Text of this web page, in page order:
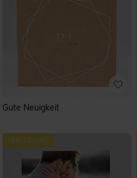
Gute Neuigkeit